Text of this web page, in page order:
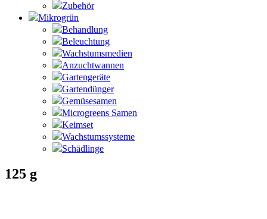
Zubehör
Mikrogrün
Behandlung
Beleuchtung
Wachstumsmedien
Anzuchtwannen
Gartengeräte
Gartendünger
Gemüsesamen
Microgreens Samen
Keimset
Wachstumssysteme
Schädlinge
125 g